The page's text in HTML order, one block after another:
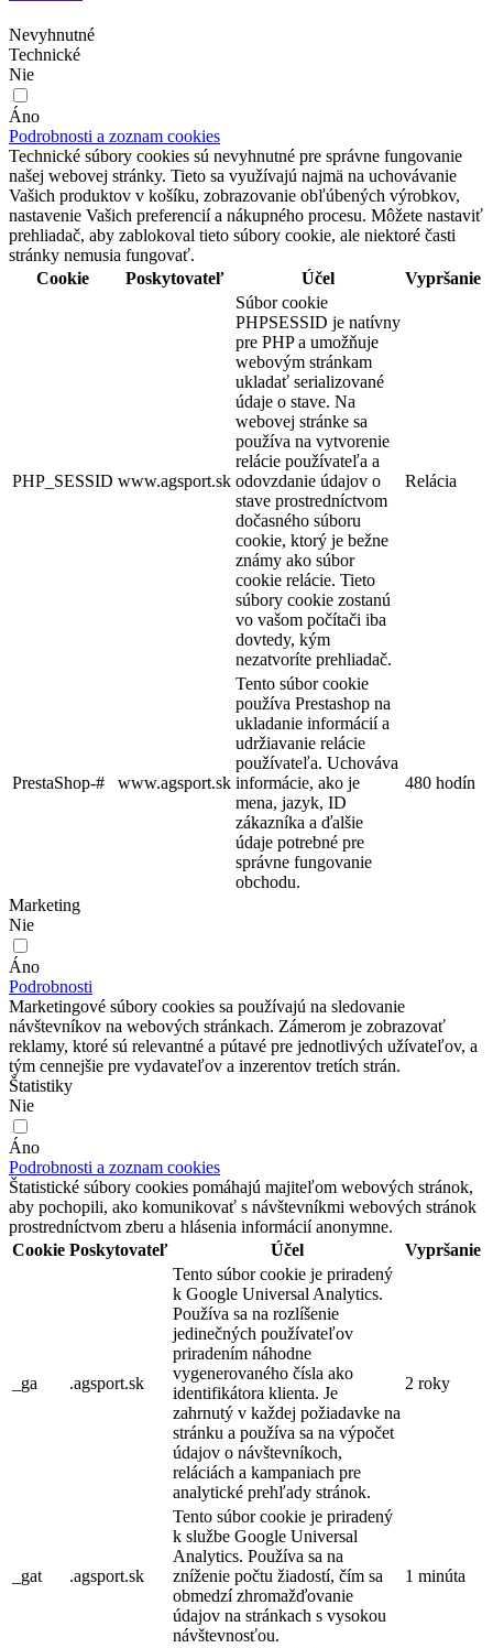
Nevyhnutné
Technické
Nie
Áno
Podrobnosti a zoznam cookies
Technické súbory cookies sú nevyhnutné pre správne fungovanie
našej webovej stránky. Tieto sa využívajú najmä na uchovávanie
Vašich produktov v košíku, zobrazovanie obľúbených výrobkov,
nastavenie Vašich preferencií a nákupného procesu. Môžete nastaviť
prehliadač, aby zablokoval tieto súbory cookie, ale niektoré časti
stránky nemusia fungovať.
Cookie
Poskytovateľ Účel Vypršanie
PHP_SESSID www.agsport.sk
Súbor cookie
PHPSESSID je natívny
pre PHP a umožňuje
webovým stránkam
ukladať serializované
údaje o stave. Na
webovej stránke sa
používa na vytvorenie
relácie používateľa a
odovzdanie údajov o
stave prostredníctvom
dočasného súboru
cookie, ktorý je bežne
známy ako súbor
cookie relácie. Tieto
súbory cookie zostanú
vo vašom počítači iba
dovtedy, kým
nezatvoríte prehliadač.
Relácia
PrestaShop-# www.agsport.sk
Tento súbor cookie
používa Prestashop na
ukladanie informácií a
udržiavanie relácie
používateľa. Uchováva
informácie, ako je
mena, jazyk, ID
zákazníka a ďalšie
údaje potrebné pre
správne fungovanie
obchodu.
480 hodín
Marketing
Nie
Áno
Podrobnosti
Marketingové súbory cookies sa používajú na sledovanie
návštevníkov na webových stránkach. Zámerom je zobrazovať
reklamy, ktoré sú relevantné a pútavé pre jednotlivých užívateľov, a
tým cennejšie pre vydavateľov a inzerentov tretích strán.
Štatistiky
Nie
Áno
Podrobnosti a zoznam cookies
Štatistické súbory cookies pomáhajú majiteľom webových stránok,
aby pochopili, ako komunikovať s návštevníkmi webových stránok
prostredníctvom zberu a hlásenia informácií anonymne.
Cookie Poskytovateľ Účel Vypršanie
_ga .agsport.sk
Tento súbor cookie je priradený
k Google Universal Analytics.
Používa sa na rozlíšenie
jedinečných používateľov
priradením náhodne
vygenerovaného čísla ako
identifikátora klienta. Je
zahrnutý v každej požiadavke na
stránku a používa sa na výpočet
údajov o návštevníkoch,
reláciách a kampaniach pre
analytické prehľady stránok.
2 roky
_gat .agsport.sk
Tento súbor cookie je priradený
k službe Google Universal
Analytics. Používa sa na
zníženie počtu žiadostí, čím sa
obmedzí zhromažďovanie
údajov na stránkach s vysokou
návštevnosťou.
1 minúta